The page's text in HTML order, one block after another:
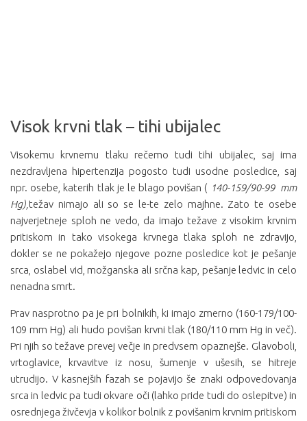
Visok krvni tlak – tihi ubijalec
Visokemu krvnemu tlaku rečemo tudi tihi ubijalec, saj ima
nezdravljena hipertenzija pogosto tudi usodne posledice, saj
npr. osebe, katerih tlak je le blago povišan ( 140-159/90-99 mm
Hg), težav nimajo ali so se le-te zelo majhne. Zato te osebe
najverjetneje sploh ne vedo, da imajo težave z visokim krvnim
pritiskom in tako visokega krvnega tlaka sploh ne zdravijo,
dokler se ne pokažejo njegove pozne posledice kot je pešanje
srca, oslabel vid, možganska ali srčna kap, pešanje ledvic in celo
nenadna smrt.
Prav nasprotno pa je pri bolnikih, ki imajo zmerno (160-179/100-
109 mm Hg) ali hudo povišan krvni tlak (180/110 mm Hg in več).
Pri njih so težave prevej večje in predvsem opaznejše. Glavoboli,
vrtoglavice, krvavitve iz nosu, šumenje v ušesih, se hitreje
utrudijo. V kasnejših fazah se pojavijo še znaki odpovedovanja
srca in ledvic pa tudi okvare oči (lahko pride tudi do oslepitve) in
osrednjega živčevja v kolikor bolnik z povišanim krvnim pritiskom